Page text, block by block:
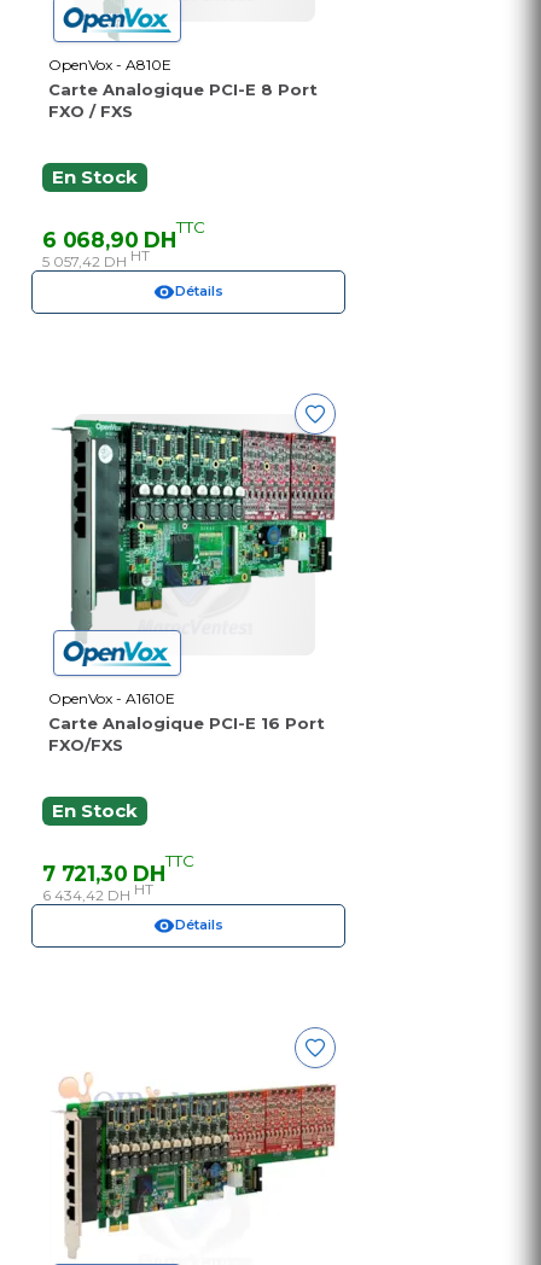
OpenVox - A810E
Carte Analogique PCI-E 8 Port
FXO / FXS
En Stock
6 068,90 DHTTC
5 057,42 DH HT
Détails
OpenVox - A1610E
Carte Analogique PCI-E 16 Port
FXO/FXS
En Stock
7 721,30 DHTTC
6 434,42 DH HT
Détails